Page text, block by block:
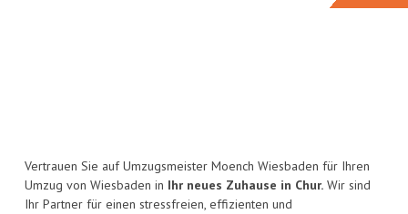
Vertrauen Sie auf Umzugsmeister Moench Wiesbaden für Ihren
Umzug von Wiesbaden in Ihr neues Zuhause in Chur. Wir sind
Ihr Partner für einen stressfreien, effizienten und